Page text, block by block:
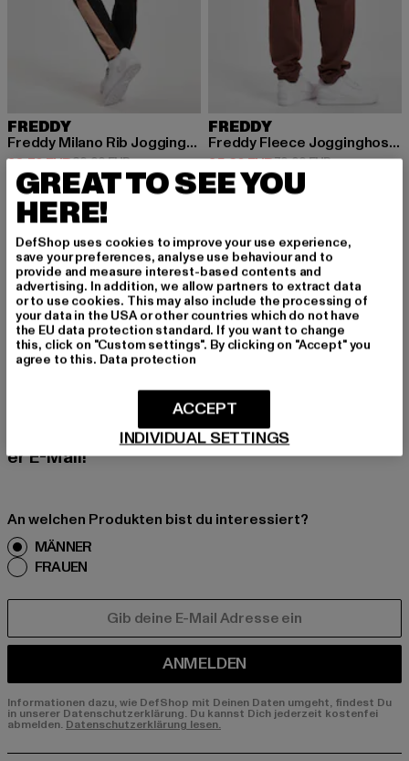
FREDDY
Freddy Milano Rib Jogginghosen
38,70 EUR
Derzeitiger Preis: 38,70 EUR
89,99 EURAktionspreis: 89,99 EUR
FREDDY
Freddy Fleece Jogginghosen
35,20 EUR
Derzeitiger Preis: 35,20 EUR
79,99 EURAktionspreis:
MELDE DICH AN, UM
INSPIRIERT ZU BLEI
BEN!
Melde dich hier für unseren Newsletter an und
erhalte künftig Informationen über aktuelle Tre
nds, Angebote und Gutscheine von DefShop p
er E-Mail!
An welchen Produkten bist du interessiert?
MÄNNER
FRAUEN
ANMELDEN
Informationen dazu, wie DefShop mit Deinen Daten umgeht, findest Du
in unserer Datenschutzerklärung. Du kannst Dich jederzeit kostenfei
abmelden. Datenschutzerklärung lesen.
GREAT TO SEE YOU
HERE!
DefShop uses cookies to improve your use experience,
save your preferences, analyse use behaviour and to
provide and measure interest-based contents and
advertising. In addition, we allow partners to extract data
or to use cookies. This may also include the processing of
your data in the USA or other countries which do not have
the EU data protection standard. If you want to change
this, click on "Custom settings". By clicking on "Accept" you
agree to this. Data protection
INDIVIDUAL SETTINGS
ACCEPT